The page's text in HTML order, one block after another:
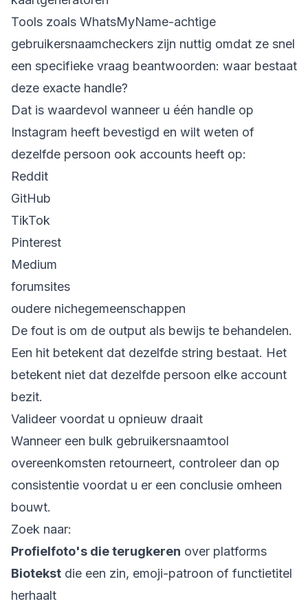
Tools zoals WhatsMyName-achtige
gebruikersnaamcheckers zijn nuttig omdat ze snel
een specifieke vraag beantwoorden: waar bestaat
deze exacte handle?
Dat is waardevol wanneer u één handle op
Instagram heeft bevestigd en wilt weten of
dezelfde persoon ook accounts heeft op:
Reddit
GitHub
TikTok
Pinterest
Medium
forumsites
oudere nichegemeenschappen
De fout is om de output als bewijs te behandelen.
Een hit betekent dat dezelfde string bestaat. Het
betekent niet dat dezelfde persoon elke account
bezit.
Valideer voordat u opnieuw draait
Wanneer een bulk gebruikersnaamtool
overeenkomsten retourneert, controleer dan op
consistentie voordat u er een conclusie omheen
bouwt.
Zoek naar:
Profielfoto's die terugkeren over platforms
Biotekst die een zin, emoji-patroon of functietitel
herhaalt